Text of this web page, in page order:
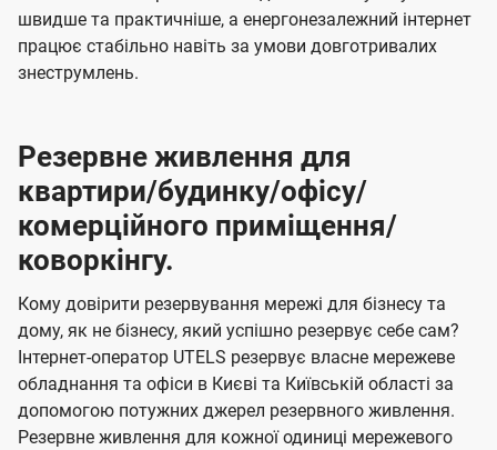
швидше та практичніше, а енергонезалежний інтернет
працює стабільно навіть за умови довготривалих
знеструмлень.
Резервне живлення для
квартири/будинку/офісу/
комерційного приміщення/
коворкінгу.
Кому довірити резервування мережі для бізнесу та
дому, як не бізнесу, який успішно резервує себе сам?
Інтернет-оператор UTELS резервує власне мережеве
обладнання та офіси в Києві та Київській області за
допомогою потужних джерел резервного живлення.
Резервне живлення для кожної одиниці мережевого